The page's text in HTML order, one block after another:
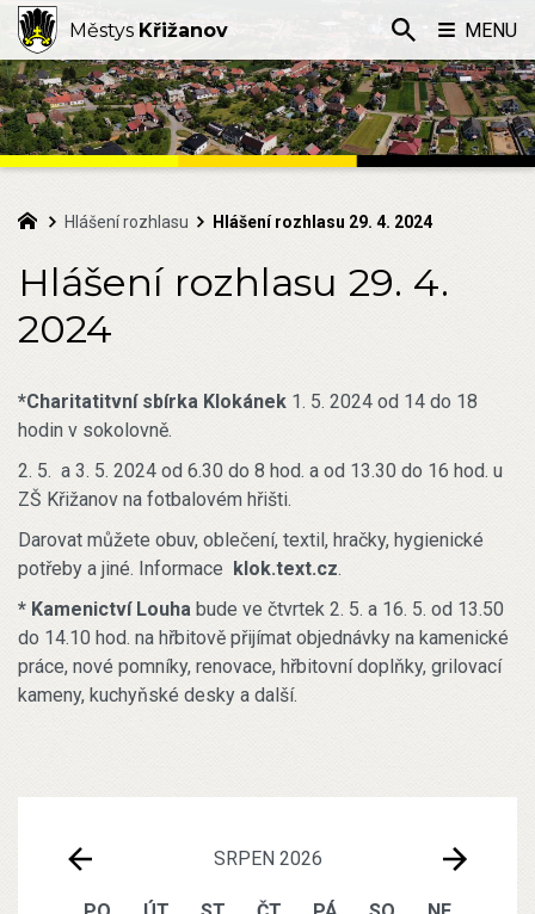
SRPEN 2026
Hlášení rozhlasu Hlášení rozhlasu 29. 4. 2024
Hlášení rozhlasu 29. 4.
2024
*Charitatitvní sbírka Klokánek 1. 5. 2024 od 14 do 18
hodin v sokolovně.
2. 5. a 3. 5. 2024 od 6.30 do 8 hod. a od 13.30 do 16 hod. u
ZŠ Křižanov na fotbalovém hřišti.
Darovat můžete obuv, oblečení, textil, hračky, hygienické
potřeby a jiné. Informace klok.text.cz.
* Kamenictví Louha bude ve čtvrtek 2. 5. a 16. 5. od 13.50
do 14.10 hod. na hřbitově přijímat objednávky na kamenické
práce, nové pomníky, renovace, hřbitovní doplňky, grilovací
kameny, kuchyňské desky a další.
Městys Křižanov MENU